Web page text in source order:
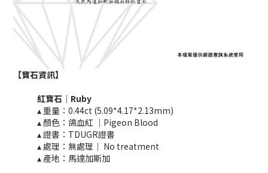
【寶石資訊】
紅寶石｜Ruby
▴ 重量：0.44ct (5.09*4.17*2.13mm)
▴ 顏色：鴿血紅 ｜Pigeon Blood
▴ 證書：TDUGR證書
▴ 處理：無處理｜ No treatment​​
▴ 產地：馬達加斯加